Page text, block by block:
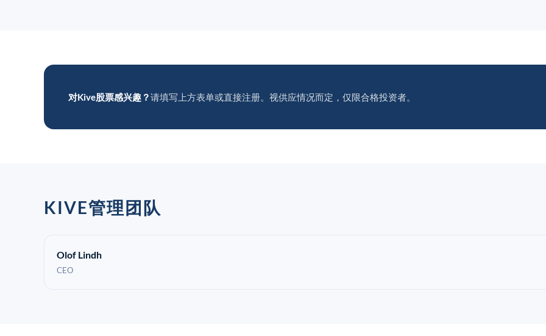
对Kive股票感兴趣？请填写上方表单或直接注册。视供应情况而定，仅限合格投资者。
KIVE管理团队
Olof Lindh
CEO